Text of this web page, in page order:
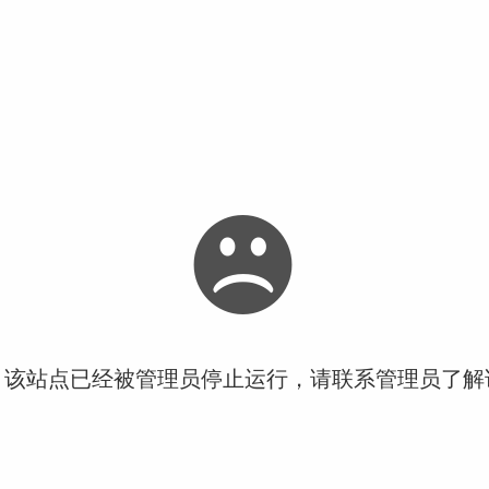
站点已经被管理员停止运行，请联系管理员了